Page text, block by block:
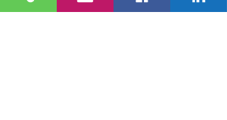
Vigas de 144"*